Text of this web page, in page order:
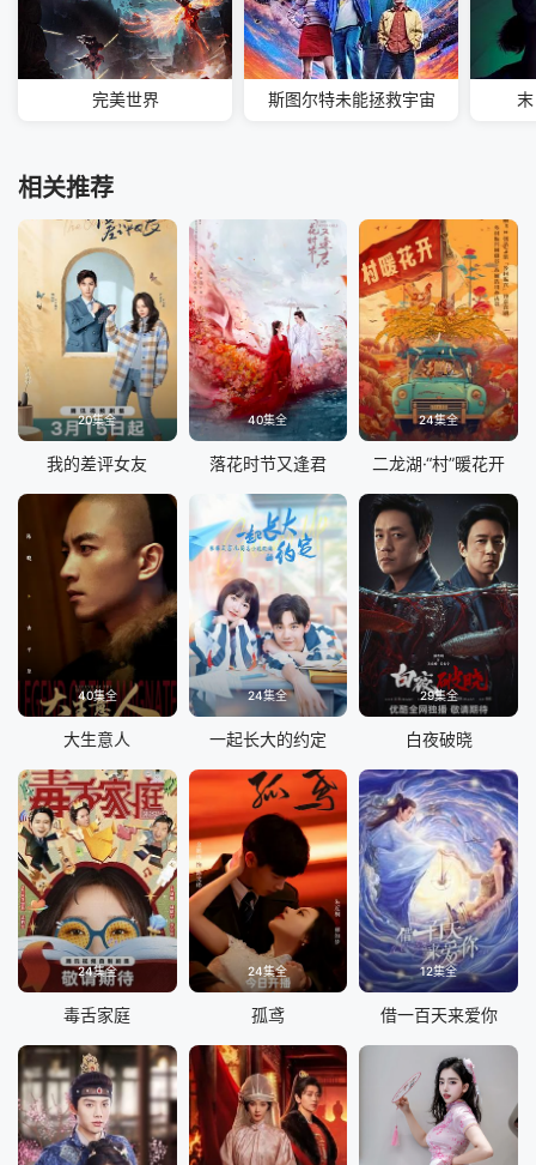
完美世界 斯图尔特未能拯救宇宙
相关推荐
20集全
我的差评女友
40集全
落花时节又逢君
24集全
二龙湖·“村”暖花开
40集全
大生意人
24集全
一起长大的约定
29集全
白夜破晓
24集全
毒舌家庭
24集全
孤鸢
12集全
借一百天来爱你